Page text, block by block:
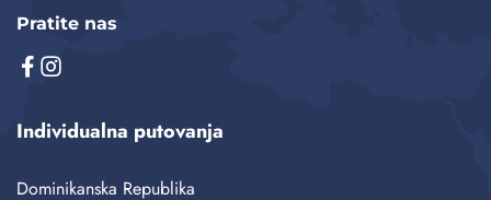
Pratite nas
Individualna putovanja
Dominikanska Republika